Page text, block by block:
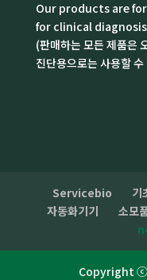
Our products are for
for clinical
(판매하는 모든 제품은
진단용으로는 사용할
Servicebio 기
자동화기기
소모
Copyright ⓒ